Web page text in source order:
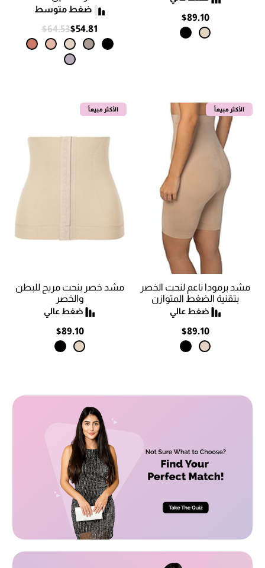
$89.10
$54.81
$64.53
الأكثر مبيعاً
مشد برمودا ناعم لنحت الخصر
بتقنية الضغط المتوازن
$89.10
الأكثر مبيعاً
مشد خصر بنحت مريح للبطن
والخصر
$89.10